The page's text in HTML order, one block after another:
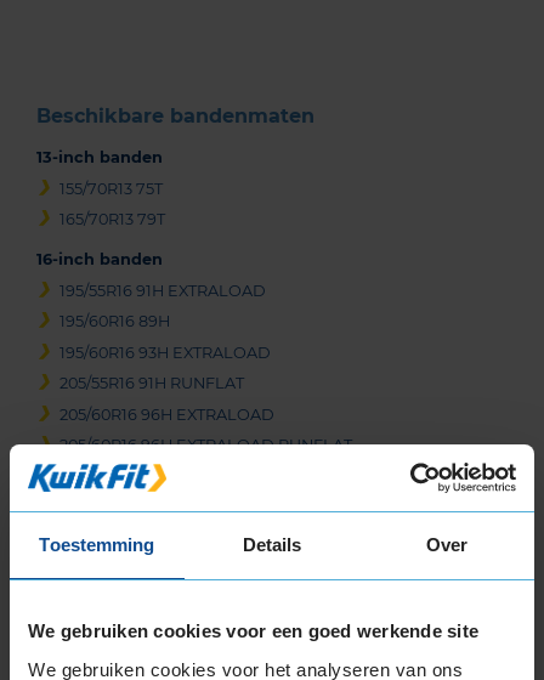
Toestemming Details Over
We gebruiken cookies voor een goed werkende site
We gebruiken cookies voor het analyseren van ons
Beschikbare bandenmaten
13-inch banden
155/70R13 75T
165/70R13 79T
16-inch banden
195/55R16 91H EXTRALOAD
195/60R16 89H
195/60R16 93H EXTRALOAD
205/55R16 91H RUNFLAT
205/60R16 96H EXTRALOAD
205/60R16 96H EXTRALOAD RUNFLAT
205/65R16 95H
17-inch banden
205/60R17 97H EXTRALOAD
205/65R17 100H EXTRALOAD
225/45R17 91H RUNFLAT
225/55R17 101H EXTRALOAD